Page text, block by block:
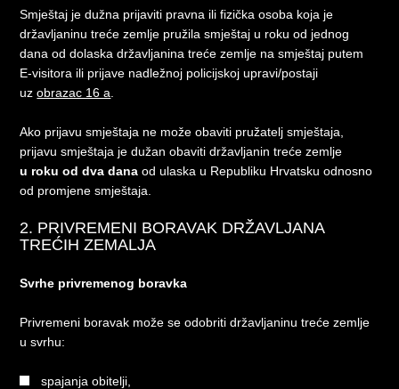
Smještaj je dužna prijaviti pravna ili fizička osoba koja je
državljaninu treće zemlje pružila smještaj u roku od jednog
dana od dolaska državljanina treće zemlje na smještaj putem
E-visitora ili prijave nadležnoj policijskoj upravi/postaji
uzobrazac 16 a
Ako prijavu smještaja ne može obaviti pružatelj smještaja,
prijavu smještaja je dužan obaviti državljanin treće zemlje
u roku od dva dana od ulaska u Republiku Hrvatsku odnosno
od promjene smještaja.
2. PRIVREMENI BORAVAK DRŽAVLJANA
TREĆIH ZEMALJA
Svrhe privremenog boravka
Privremeni boravak može se odobriti državljaninu treće zemlje
u svrhu:
spajanja obitelji,